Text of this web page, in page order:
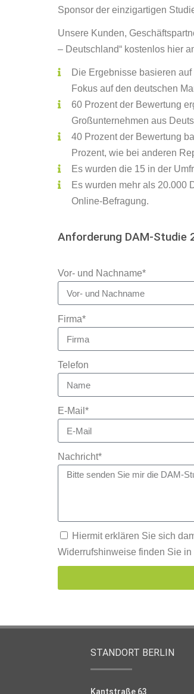
Sponsor der einzigartigen
Unsere Kunden,
– Deutschland“ kostenlos hier
Die Ergebnisse basieren
Fokus auf den deutschen
60 Prozent der Bewertung
Großunternehmen aus
40 Prozent der Bewertung
Prozent, wie bei anderen
Es wurden die 15 in der
Es wurden mehr als 20.000
Online-Befragung.
Anforderung DAM-Studie
Vor- und Nachname*
Firma*
Telefon
E-Mail*
Nachricht*
Hiermit erklären Sie sich
Widerrufshinweise finden Sie in
STANDORT BERLIN
Kantstraße 63